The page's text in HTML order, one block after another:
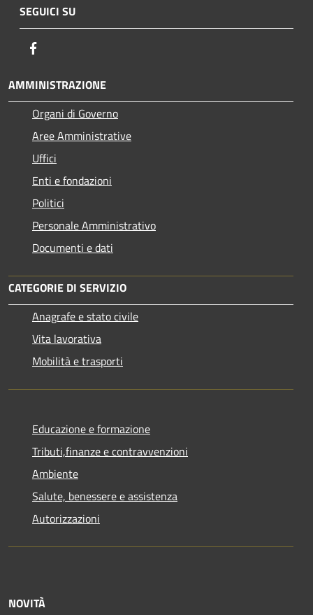
SEGUICI SU
AMMINISTRAZIONE
Organi di Governo
Aree Amministrative
Uffici
Enti e fondazioni
Politici
Personale Amministrativo
Documenti e dati
CATEGORIE DI SERVIZIO
Anagrafe e stato civile
Vita lavorativa
Mobilità e trasporti
Educazione e formazione
Tributi,finanze e contravvenzioni
Ambiente
Salute, benessere e assistenza
Autorizzazioni
NOVITÀ